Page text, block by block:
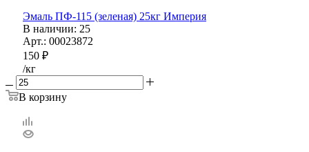
Эмаль ПФ-115 (зеленая) 25кг Империя
В наличии: 25
Арт.: 00023872
150 ₽
/кг
В корзину